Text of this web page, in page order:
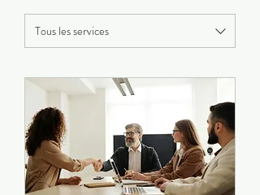
Tous les services